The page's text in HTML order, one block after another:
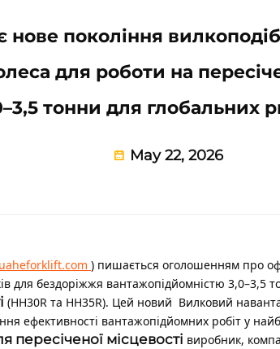
нове покоління
для роботи на
тонни для глобальних
May 22, 2026
) пишається оголошенням про
для бездоріжжя вантажопідйомністю 3,0–3,5
(HH30R та HH35R). Цей новий Вилковий
ефективності вантажопідйомних робіт у
пересіченої місцевості виробник,